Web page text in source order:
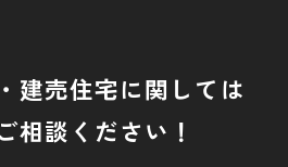
建売住宅に関しては
相談ください！